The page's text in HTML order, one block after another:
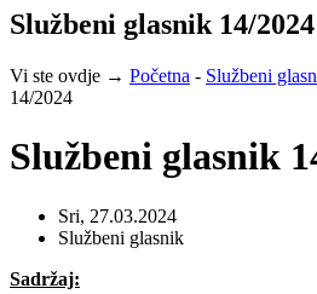
Službeni glasnik 14/2024
Vi ste ovdje → Početna - Službeni
14/2024
Službeni glasnik
Sri, 27.03.2024
Službeni glasnik
Sadržaj: